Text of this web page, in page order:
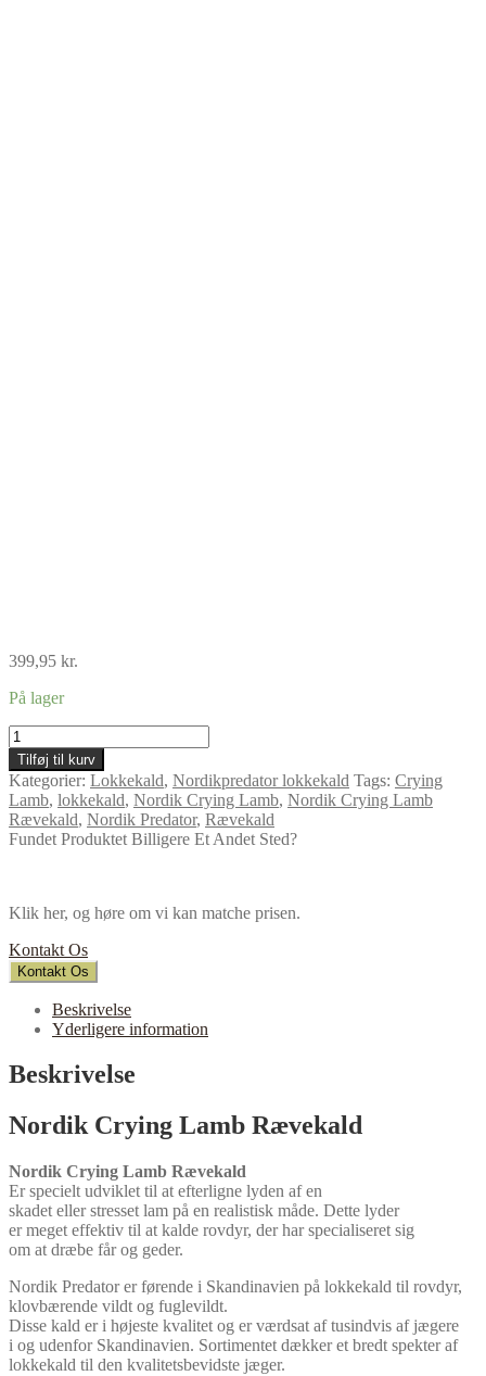
399,95 kr.
På lager
Nordik
Crying
Lamb
Rævekald
antal
Tilføj til kurv
Kategorier: Lokkekald, Nordikpredator lokkekald Tags: Crying
Lamb, lokkekald, Nordik Crying Lamb, Nordik Crying Lamb
Rævekald, Nordik Predator, Rævekald
Fundet Produktet Billigere Et Andet Sted?
Klik her, og høre om vi kan matche prisen.
Kontakt Os
Kontakt Os
Beskrivelse
Yderligere information
Beskrivelse
Nordik Crying Lamb Rævekald
Nordik Crying Lamb Rævekald
Er specielt udviklet til at efterligne lyden af en
skadet eller stresset lam på en realistisk måde. Dette lyder
er meget effektiv til at kalde rovdyr, der har specialiseret sig
om at dræbe får og geder.
Nordik Predator er førende i Skandinavien på lokkekald til rovdyr,
klovbærende vildt og fuglevildt.
Disse kald er i højeste kvalitet og er værdsat af tusindvis af jægere
i og udenfor Skandinavien. Sortimentet dækker et bredt spekter af
lokkekald til den kvalitetsbevidste jæger.